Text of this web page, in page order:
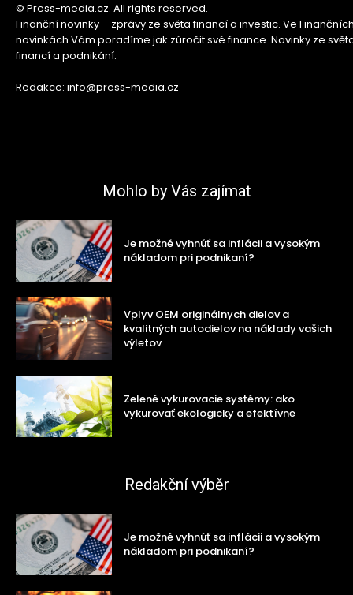
© Press-media.cz. All rights reserved.
Finanční novinky – zprávy ze světa financí a investic. Ve
novinkách Vám poradíme jak zúročit své finance. Novinky ze
financí a podnikání.
Redakce: info@press-media.cz
Mohlo by Vás zajímat
Je možné vyhnúť sa inflácii a vysokým
nákladom pri podnikaní?
Vplyv OEM originálnych dielov a
kvalitných autodielov na náklady vašich
výletov
Zelené vykurovacie systémy: ako
vykurovať ekologicky a efektívne
Redakční výběr
Je možné vyhnúť sa inflácii a vysokým
nákladom pri podnikaní?